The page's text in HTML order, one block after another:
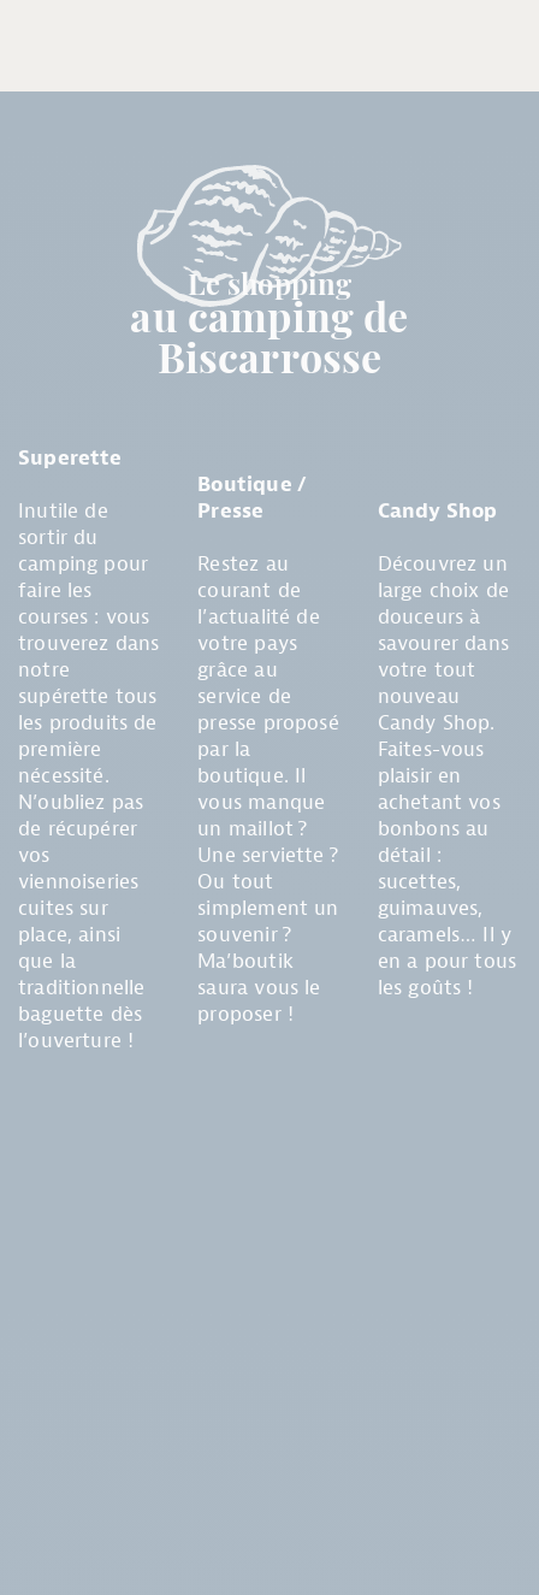
Le shopping
au camping de
Biscarrosse
Superette
Inutile de
sortir du
camping pour
faire les
courses : vous
trouverez dans
notre
supérette tous
les produits de
première
nécessité.
N’oubliez pas
de récupérer
vos
viennoiseries
cuites sur
place, ainsi
que la
traditionnelle
baguette dès
l’ouverture !
Boutique /
Presse
Restez au
courant de
l’actualité de
votre pays
grâce au
service de
presse proposé
par la
boutique. Il
vous manque
un maillot ?
Une serviette ?
Ou tout
simplement un
souvenir ?
Ma’boutik
saura vous le
proposer !
Candy Shop
Découvrez un
large choix de
douceurs à
savourer dans
votre tout
nouveau
Candy Shop.
Faites-vous
plaisir en
achetant vos
bonbons au
détail :
sucettes,
guimauves,
caramels… Il y
en a pour tous
les goûts !